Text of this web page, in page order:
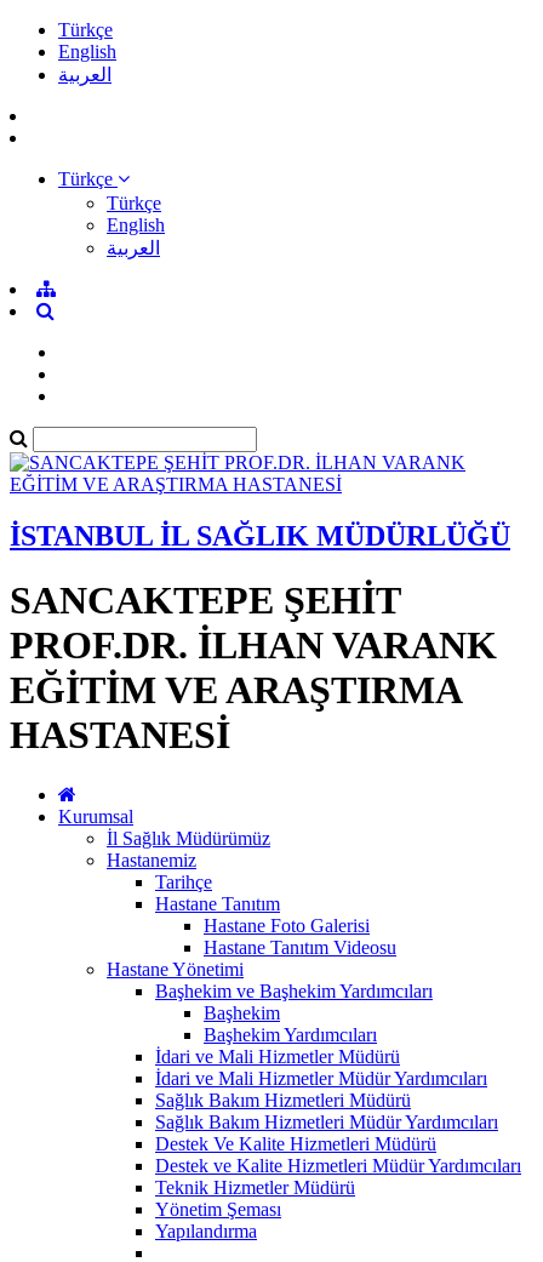
Türkçe
English
العربية
Türkçe
Türkçe
English
العربية
İSTANBUL İL SAĞLIK MÜDÜRLÜĞÜ
SANCAKTEPE ŞEHİT
PROF.DR. İLHAN VARANK
EĞİTİM VE ARAŞTIRMA
HASTANESİ
Kurumsal
İl Sağlık Müdürümüz
Hastanemiz
Tarihçe
Hastane Tanıtım
Hastane Foto Galerisi
Hastane Tanıtım Videosu
Hastane Yönetimi
Başhekim ve Başhekim Yardımcıları
Başhekim
Başhekim Yardımcıları
İdari ve Mali Hizmetler Müdürü
İdari ve Mali Hizmetler Müdür Yardımcıları
Sağlık Bakım Hizmetleri Müdürü
Sağlık Bakım Hizmetleri Müdür Yardımcıları
Destek Ve Kalite Hizmetleri Müdürü
Destek ve Kalite Hizmetleri Müdür Yardımcıları
Teknik Hizmetler Müdürü
Yönetim Şeması
Yapılandırma